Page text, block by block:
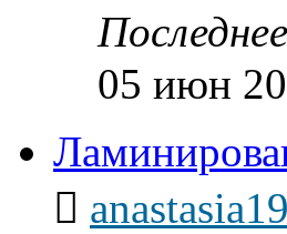
05 июн